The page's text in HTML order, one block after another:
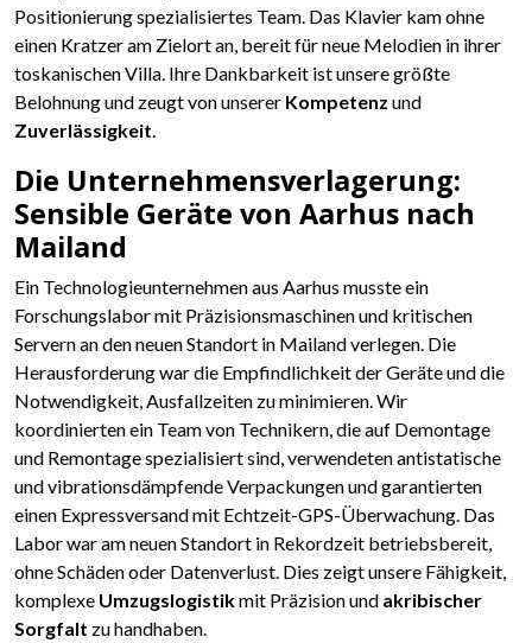
Positionierung spezialisiertes Team. Das Klavier kam ohne
einen Kratzer am Zielort an, bereit für neue Melodien in ihrer
toskanischen Villa. Ihre Dankbarkeit ist unsere größte
Belohnung und zeugt von unserer Kompetenz und
Zuverlässigkeit
Die Unternehmensverlagerung:
Sensible Geräte von Aarhus nach
Mailand
Ein Technologieunternehmen aus Aarhus musste ein
Forschungslabor mit Präzisionsmaschinen und kritischen
Servern an den neuen Standort in Mailand verlegen. Die
Herausforderung war die Empfindlichkeit der Geräte und die
Notwendigkeit, Ausfallzeiten zu minimieren. Wir
koordinierten ein Team von Technikern, die auf Demontage
und Remontage spezialisiert sind, verwendeten antistatische
und vibrationsdämpfende Verpackungen und garantierten
einen Expressversand mit Echtzeit-GPS-Überwachung. Das
Labor war am neuen Standort in Rekordzeit betriebsbereit,
ohne Schäden oder Datenverlust. Dies zeigt unsere Fähigkeit,
komplexe Umzugslogistikmit Präzision und akribischer
Sorgfalt zu handhaben.